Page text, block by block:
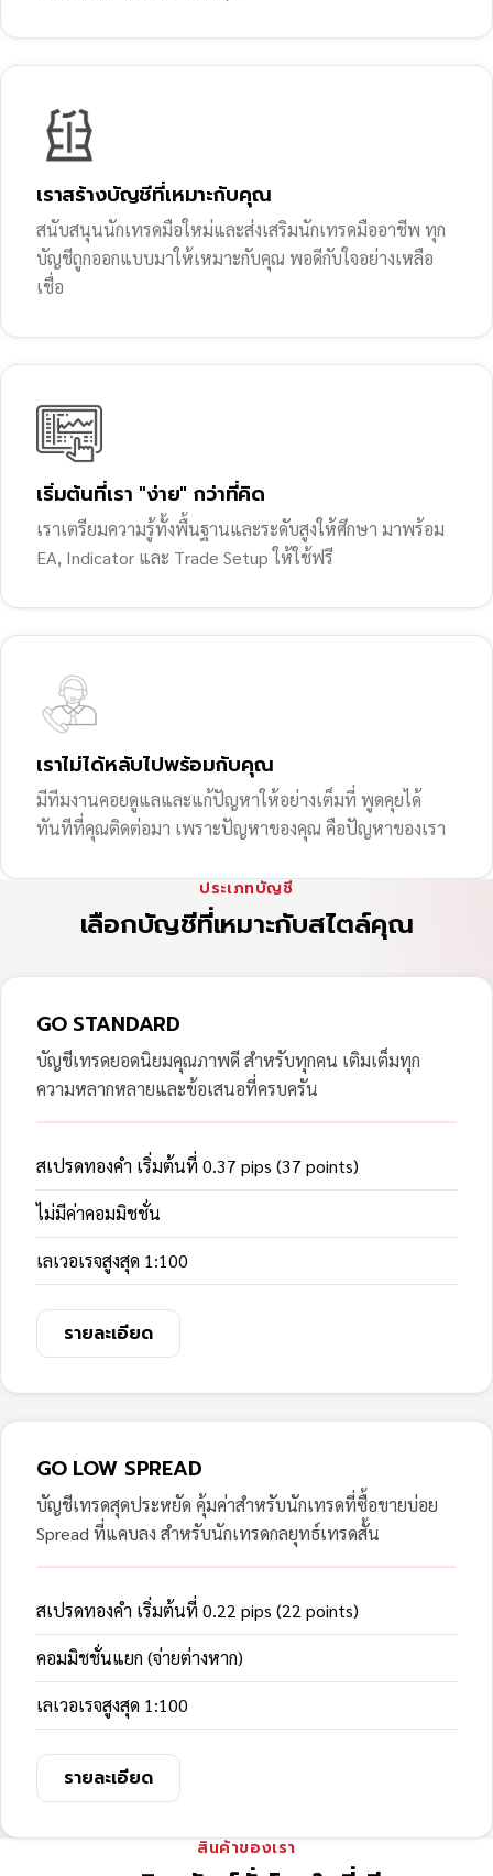
เราสร้างบัญชีที่เหมาะกับคุณ
สนับสนุนนักเทรดมือใหม่และส่งเสริมนักเทรดมืออาชีพ ทุก
บัญชีถูกออกแบบมาให้เหมาะกับคุณ พอดีกับใจอย่างเหลือ
เชื่อ
เริ่มต้นที่เรา "ง่าย" กว่าที่คิด
เราเตรียมความรู้ทั้งพื้นฐานและระดับสูงให้ศึกษา มาพร้อม
EA, Indicator และ Trade Setup ให้ใช้ฟรี
เราไม่ได้หลับไปพร้อมกับคุณ
มีทีมงานคอยดูแลและแก้ปัญหาให้อย่างเต็มที่ พูดคุยได้
ทันทีที่คุณติดต่อมา เพราะปัญหาของคุณ คือปัญหาของเรา
ประเภทบัญชี
เลือกบัญชีที่เหมาะกับสไตล์คุณ
GO STANDARD
บัญชีเทรดยอดนิยมคุณภาพดี สำหรับทุกคน เติมเต็มทุก
ความหลากหลายและข้อเสนอที่ครบครัน
สเปรดทองคำ เริ่มต้นที่ 0.37 pips (37 points)
ไม่มีค่าคอมมิชชั่น
เลเวอเรจสูงสุด 1:100
รายละเอียด
GO LOW SPREAD
บัญชีเทรดสุดประหยัด คุ้มค่าสำหรับนักเทรดที่ซื้อขายบ่อย
Spread ที่แคบลง สำหรับนักเทรดกลยุทธ์เทรดสั้น
สเปรดทองคำ เริ่มต้นที่ 0.22 pips (22 points)
คอมมิชชั่นแยก (จ่ายต่างหาก)
เลเวอเรจสูงสุด 1:100
รายละเอียด
สินค้าของเรา